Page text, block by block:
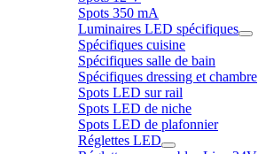
Spots 350 mA
Luminaires LED spécifiques
Spécifiques cuisine
Spécifiques salle de bain
Spécifiques dressing et chambre
Spots LED sur rail
Spots LED de niche
Spots LED de plafonnier
Réglettes LED